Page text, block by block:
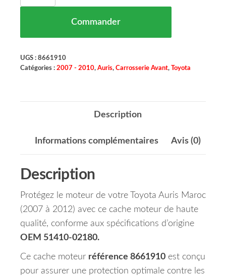
Commander
UGS : 8661910
Catégories : 2007 - 2010, Auris, Carrosserie Avant, Toyota
Description
Informations complémentaires Avis (0)
Description
Protégez le moteur de votre Toyota Auris Maroc
(2007 à 2012) avec ce cache moteur de haute
qualité, conforme aux spécifications d’origine
OEM 51410-02180.
Ce cache moteur référence 8661910 est conçu
pour assurer une protection optimale contre les